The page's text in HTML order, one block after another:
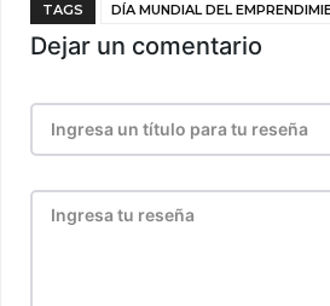
TAGS DÍA MUNDIAL DEL
Dejar un comentario